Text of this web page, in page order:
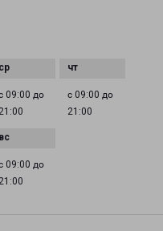
09:00 до
21:00
с 09:00 до
21:00
09:00 до
21:00